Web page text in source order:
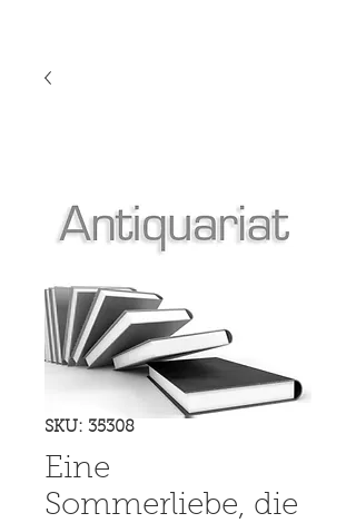
SKU: 35308
Eine
Sommerliebe, die